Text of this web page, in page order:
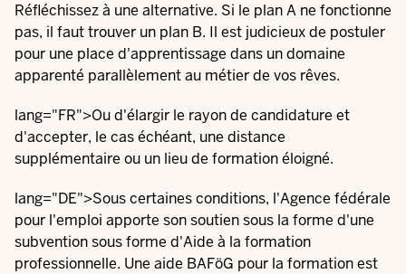
Réfléchissez à une alternative. Si le plan A ne fonctionne
pas, il faut trouver un plan B. Il est judicieux de postuler
pour une place d'apprentissage dans un domaine
apparenté parallèlement au métier de vos rêves.
lang="FR">Ou d'élargir le rayon de candidature et
d'accepter, le cas échéant, une distance
supplémentaire ou un lieu de formation éloigné.
lang="DE">Sous certaines conditions, l'Agence fédérale
pour l'emploi apporte son soutien sous la forme d'une
subvention sous forme d'Aide à la formation
professionnelle. Une aide BAFöG pour la formation est